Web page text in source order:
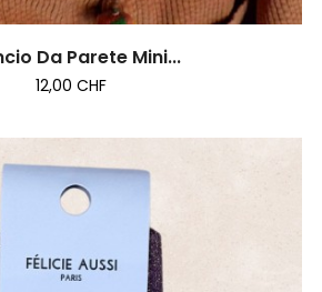
Da Parete Mini...
12,00 CHF